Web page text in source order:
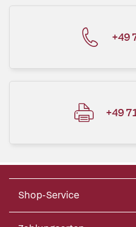
+49
+49
Shop-Service